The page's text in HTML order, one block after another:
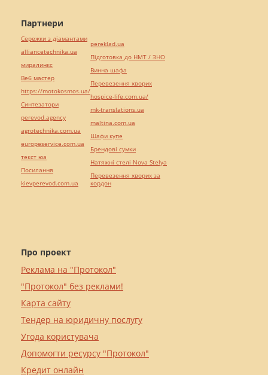
Про проект
Реклама на "Протокол"
"Протокол" без реклами!
Карта сайту
Тендер на юридичну послугу
Угода користувача
Допомогти ресурсу "Протокол"
Кредит онлайн
Партнери
Сережки з діамантами
alliancetechnika.ua
миралинкс
Веб мастер
https://motokosmos.ua/
Синтезатори
perevod.agency
agrotechnika.com.ua
europeservice.com.ua
текст юа
Посилання
kievperevod.com.ua
pereklad.ua
Підготовка до НМТ / ЗНО
Винна шафа
Перевезення хворих
hospice-life.com.ua/
mk-translations.ua
maltina.com.ua
Шафи купе
Брендові сумки
Натяжні стелі Nova Stelya
Перевезення хворих за
кордон